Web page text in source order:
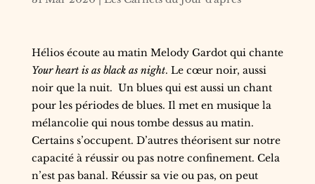
Hélios écoute au matin Melody Gardot qui chante
Your heart is as black as night. Le cœur noir, aussi
noir que la nuit. Un blues qui est aussi un chant
pour les périodes de blues. Il met en musique la
mélancolie qui nous tombe dessus au matin.
Certains s’occupent. D’autres théorisent sur notre
capacité à réussir ou pas notre confinement. Cela
n’est pas banal. Réussir sa vie ou pas, on peut